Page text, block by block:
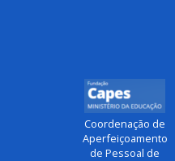
Coordenação de
Aperfeiçoamento
de Pessoal de